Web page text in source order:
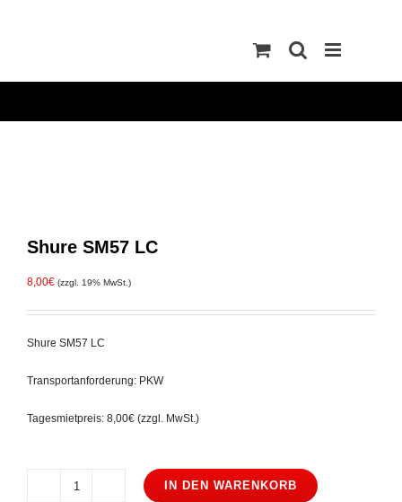
Shure SM57 LC
8,00€ (zzgl. 19% MwSt.)
Shure SM57 LC
Transportanforderung: PKW
Tagesmietpreis: 8,00€ (zzgl. MwSt.)
Shure
IN DEN WARENKORB